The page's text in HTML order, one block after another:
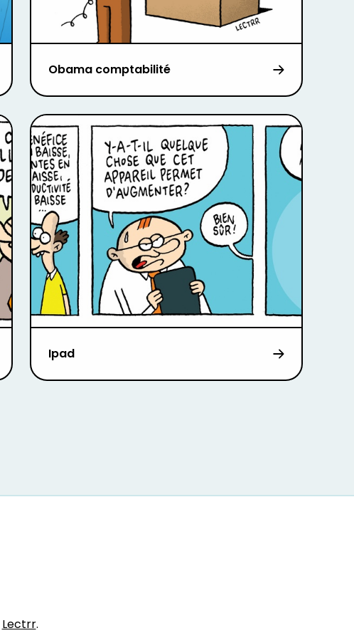
Obama comptabilité
Ipad
Lectrr.